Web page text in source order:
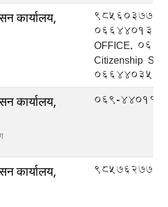
कार्यालय,
066440139
OFFICE,
Citizenship
066440357
कार्यालय,
069-440114
कार्यालय,
9857627777